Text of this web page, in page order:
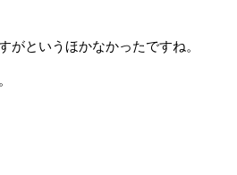
というほかなかったですね。